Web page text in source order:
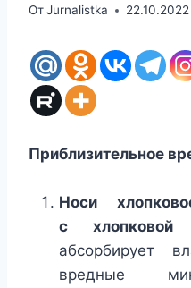
ОтJurnalistka 22.10.2022
Приблизительное
Носи
с хлопковой
абсорбирует
вредные